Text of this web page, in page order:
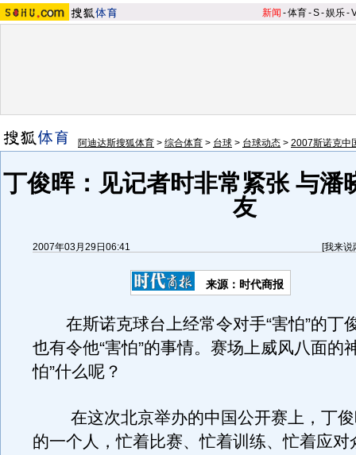
新闻 -体育-S-娱乐-
阿迪达斯搜狐体育 > 综合体育 > 台球 > 台球动态 > 2007斯诺克中
丁俊晖：见记者时非常紧张 与潘
友
2007年03月29日06:41 [我来说
来源：时代商报
在斯诺克球台上经常令对手“害怕”的丁
也有令他“害怕”的事情。赛场上威风八面的
怕”什么呢？
在这次北京举办的中国公开赛上，丁俊
的一个人，忙着比赛、忙着训练、忙着应对